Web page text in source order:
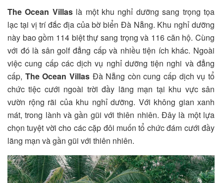
The Ocean Villaslà một khu nghỉ dưỡng sang trọng tọa
lạc tại vị trí đắc địa của bờ biển Đà Nẵng. Khu nghỉ dưỡng
này bao gồm 114 biệt thự sang trọng và 116 căn hộ. Cùng
với đó là sân golf đẳng cấp và nhiều tiện ích khác. Ngoài
việc cung cấp các dịch vụ nghỉ dưỡng tiện nghi và đẳng
cấp, The Ocean Villas Đà Nẵng còn cung cấp dịch vụ tổ
chức tiệc cưới ngoài trời đầy lãng mạn tại khu vực sân
vườn rộng rãi của khu nghỉ dưỡng. Với không gian xanh
mát, trong lành và gần gũi với thiên nhiên. Đây là một lựa
chọn tuyệt vời cho các cặp đôi muốn tổ chức đám cưới đầy
lãng mạn và gần gũi với thiên nhiên.